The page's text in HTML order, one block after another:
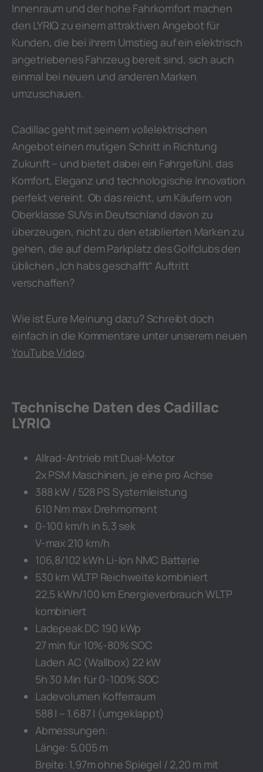
Innenraum und der hohe Fahrkomfort machen
den LYRIQ zu einem attraktiven Angebot für
Kunden, die bei ihrem Umstieg auf ein elektrisch
angetriebenes Fahrzeug bereit sind, sich auch
einmal bei neuen und anderen Marken
umzuschauen.
Cadillac geht mit seinem vollelektrischen
Angebot einen mutigen Schritt in Richtung
Zukunft – und bietet dabei ein Fahrgefühl, das
Komfort, Eleganz und technologische Innovation
perfekt vereint. Ob das reicht, um Käufern von
Oberklasse SUVs in Deutschland davon zu
überzeugen, nicht zu den etablierten Marken zu
gehen, die auf dem Parkplatz des Golfclubs den
üblichen „Ich habs geschafft“ Auftritt
verschaffen?
Wie ist Eure Meinung dazu? Schreibt doch
einfach in die Kommentare unter unserem neuen
YouTube Video.
Technische Daten des Cadillac
LYRIQ
Allrad-Antrieb mit Dual-Motor
2x PSM Maschinen, je eine pro Achse
388 kW / 528 PS Systemleistung
610 Nm max Drehmoment
0-100 km/h in 5,3 sek
V-max 210 km/h
106,8/102 kWh Li-Ion NMC Batterie
530 km WLTP Reichweite kombiniert
22,5 kWh/100 km Energieverbrauch WLTP
kombiniert
Ladepeak DC 190 kWp
27 min für 10%-80% SOC
Laden AC (Wallbox) 22 kW
5h 30 Min für 0-100% SOC
Ladevolumen Kofferraum
588 l – 1.687 l (umgeklappt)
Abmessungen:
Länge: 5,005 m
Breite: 1,97m ohne Spiegel / 2,20 m mit